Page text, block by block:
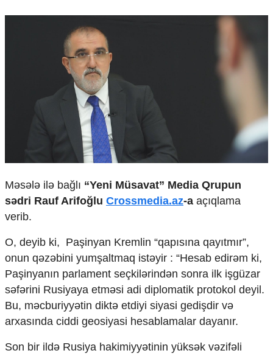
İqtisadi xəbərlər
Energetika
Əmək və sosial siyasət
Kənd təsərrüfatı
Hərbi sənaye
Telekommunikasiya və nəqliyyat
Crossmedia.az - 1 yaş
Siyasət
Məhkəmə və hüquq
Ekologiya
Zəfər - 5
Gənclər və İdman
Media və QHT
Hadisə
Sağlamlıq
Sosium
Mənəvi dəyərlər
Texnologiya
Mətbuat-150
Məsələ ilə bağlı “Yeni Müsavat” Media Qrupun
sədri Rauf Arifoğlu Crossmedia.az-a açıqlama
verib.
O, deyib ki, Paşinyan Kremlin “qapısına qayıtmır”,
onun qəzəbini yumşaltmaq istəyir : “Hesab edirəm ki,
Paşinyanın parlament seçkilərindən sonra ilk işgüzar
səfərini Rusiyaya etməsi adi diplomatik protokol deyil.
Bu, məcburiyyətin diktə etdiyi siyasi gedişdir və
arxasında ciddi geosiyasi hesablamalar dayanır.
Son bir ildə Rusiya hakimiyyətinin yüksək vəzifəli